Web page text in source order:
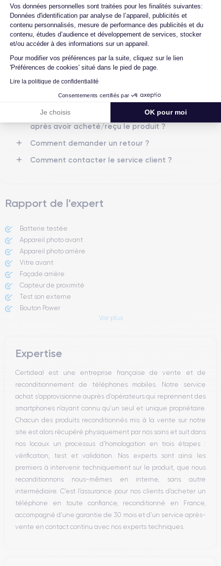
Vos données personnelles sont traitées pour les finalités suivantes:
Données d'identification par analyse de l’appareil, publicités et
contenu personnalisés, mesure de performance des publicités et du
contenu, études d’audience et développement de services, stocker
et/ou accéder à des informations sur un appareil.
Pour modifier vos préférences par la suite, cliquez sur le lien
'Préférences de cookies' situé dans le pied de page.
Lire la politique de confidentialité
Consentements certifiés par
Je choisis OK pour moi
Axeptio consent
GPU 4 cœurs 2.65 GHz
Caméra
12 MP
Caméra Frontale
Résolution vidéo
4K - 3840x2160px
Recharge rapide
Oui, minimum 18W
Dual SIM
Nano-SIM + eSIM
Réseau mobile
Débloqué
smartphone, consulter lafiche technique de l'iPhone 11.
Quels sont vos modes de paiement ?
Est-il possible de payer l'iPhone 11 en
plusieurs fois ?
Que se passe-t-il après avoir passé la
commande ?
l'expédition ?
Quels sont les délais de livraison ?
Que se passe-t-il si je change d'avis
après avoir acheté/reçu le produit ?
Comment demander un retour ?
Comment contacter le service client ?
Rapport de l'expert
Batterie testée
Appareil photo avant
Appareil photo arrière ​
Vitre avant ​
Façade arrière
Capteur de proximité
Test son externe
Bouton Power
Haut parleur
Bouton Home
Bluetooth
WiFi
Réseau
Vibreur
Prise USB
Voir plus
Expertise
Certideal est une entreprise française de vente et de
reconditionnement de téléphones mobiles. Notre service
achat s’approvisionne auprès d’opérateurs qui reprennent des
smartphones n’ayant connu qu’un seul et unique propriétaire.
Chacun des produits reconditionnés mis à la vente sur notre
site est alors récupéré physiquement par nos soins et suit dans
nos locaux un processus d’homologation en trois étapes :
vérification, test et validation. Nos experts sont ainsi les
premiers à intervenir techniquement sur le produit, que nous
reconditionnons nous-mêmes en interne, sans autre
intermédiaire. C’est l’assurance pour nos clients d’acheter un
téléphone en toute confiance, reconditionné en France,
accompagné d’une garantie de 30 mois et d’un service après-
vente en contact continu avec nos experts techniques.